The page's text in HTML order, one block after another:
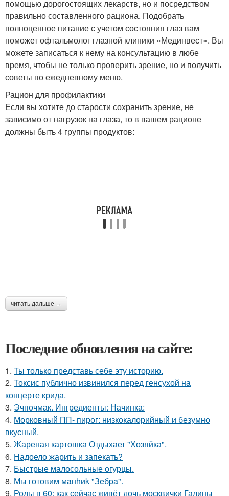
помощью дорогостоящих лекарств, но и посредством
правильно составленного рациона. Подобрать
полноценное питание с учетом состояния глаз вам
поможет офтальмолог глазной клиники «Мединвест». Вы
можете записаться к нему на консультацию в любе
время, чтобы не только проверить зрение, но и получить
советы по ежедневному меню.
Рацион для профилактики
Если вы хотите до старости сохранить зрение, не
зависимо от нагрузок на глаза, то в вашем рационе
должны быть 4 группы продуктов:
читать дальше →
Последние обновления на сайте:
1. Ты только представь себе эту историю.
2. Токсис публично извинился перед генсухой на
концерте крида.
3. Эчпочмак. Ингредиенты: Начинка:
4. Морковный ПП- пирог: низкокалорийный и безумно
вкусный.
5. Жареная картошка Отдыхает "Хозяйка".
6. Надоело жарить и запекать?
7. Быстрые малосольные огурцы.
8. Мы готовим мaнhиk "Зeбpa".
9. Роды в 60: как сейчас живёт дочь москвички Галины